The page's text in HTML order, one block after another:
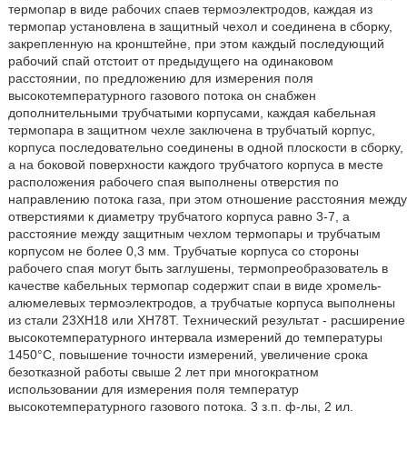
термопар в виде рабочих спаев термоэлектродов, каждая из
термопар установлена в защитный чехол и соединена в сборку,
закрепленную на кронштейне, при этом каждый последующий
рабочий спай отстоит от предыдущего на одинаковом
расстоянии, по предложению для измерения поля
высокотемпературного газового потока он снабжен
дополнительными трубчатыми корпусами, каждая кабельная
термопара в защитном чехле заключена в трубчатый корпус,
корпуса последовательно соединены в одной плоскости в сборку,
а на боковой поверхности каждого трубчатого корпуса в месте
расположения рабочего спая выполнены отверстия по
направлению потока газа, при этом отношение расстояния между
отверстиями к диаметру трубчатого корпуса равно 3-7, а
расстояние между защитным чехлом термопары и трубчатым
корпусом не более 0,3 мм. Трубчатые корпуса со стороны
рабочего спая могут быть заглушены, термопреобразователь в
качестве кабельных термопар содержит спаи в виде хромель-
алюмелевых термоэлектродов, а трубчатые корпуса выполнены
из стали 23ХН18 или ХН78Т. Технический результат - расширение
высокотемпературного интервала измерений до температуры
1450°С, повышение точности измерений, увеличение срока
безотказной работы свыше 2 лет при многократном
использовании для измерения поля температур
высокотемпературного газового потока. 3 з.п. ф-лы, 2 ил.